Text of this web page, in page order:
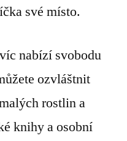
své místo.
nabízí svobodu
ozvláštnit
rostlin a
knihy a osobní